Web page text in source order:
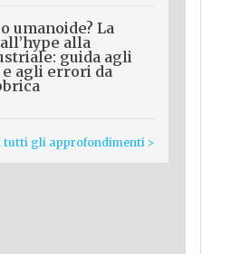
umanoide? La
alla
guida agli
agli errori da
tutti gli approfondimenti >